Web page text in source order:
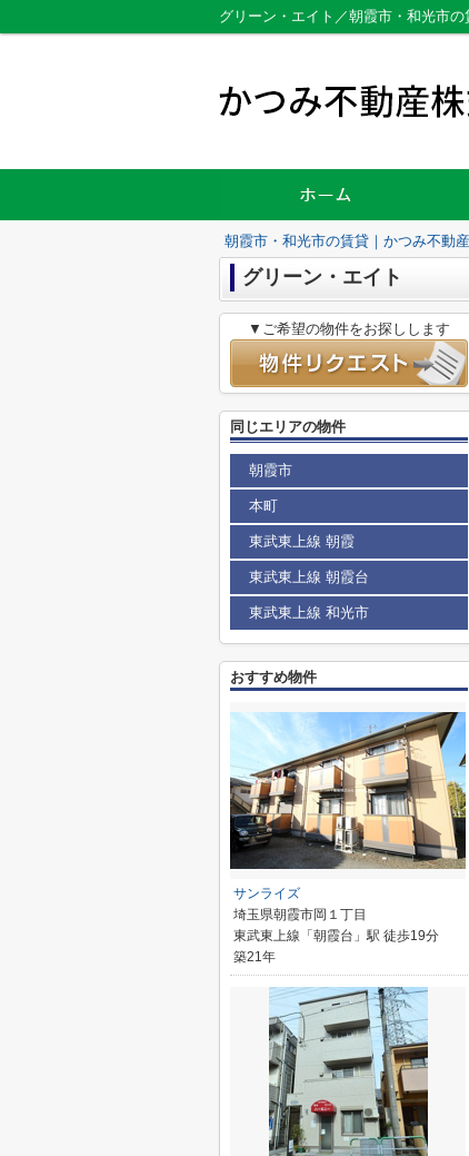
グリーン・エイト／朝霞市・和光市
朝霞市・和光市の賃貸｜かつみ不動
グリーン・エイト
▼ご希望の物件をお探しします
同じエリアの物件
朝霞市
本町
東武東上線 朝霞
東武東上線 朝霞台
東武東上線 和光市
おすすめ物件
サンライズ
埼玉県朝霞市岡１丁目
東武東上線「朝霞台」駅 徒歩19分
築21年